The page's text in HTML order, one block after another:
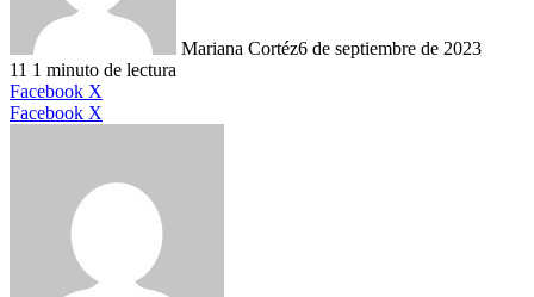
Mariana Cortéz6 de septiembre de 2023
11 1 minuto de lectura
Facebook X
Facebook X